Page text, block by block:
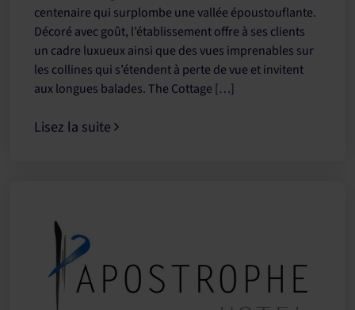
centenaire qui surplombe une vallée époustouflante.
Décoré avec goût, l’établissement offre à ses clients
un cadre luxueux ainsi que des vues imprenables sur
les collines qui s’étendent à perte de vue et invitent
aux longues balades. The Cottage […]
Lisez la suite